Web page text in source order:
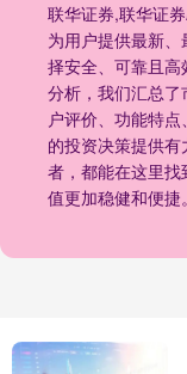
联华证券,联华证
为用户提供最新
择安全、可靠且
分析，我们汇总
户评价、功能特
的投资决策提供
者，都能在这里
值更加稳健和便捷。